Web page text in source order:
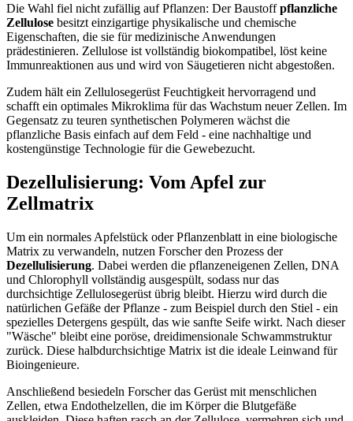
Die Wahl fiel nicht zufällig auf Pflanzen: Der Baustoffpflanzliche
Zellulose besitzt einzigartige physikalische und chemische
Eigenschaften, die sie für medizinische Anwendungen
prädestinieren. Zellulose ist vollständig biokompatibel, löst keine
Immunreaktionen aus und wird von Säugetieren nicht abgestoßen.
Zudem hält ein Zellulosegerüst Feuchtigkeit hervorragend und
schafft ein optimales Mikroklima für das Wachstum neuer Zellen. Im
Gegensatz zu teuren synthetischen Polymeren wächst die
pflanzliche Basis einfach auf dem Feld - eine nachhaltige und
kostengünstige Technologie für die Gewebezucht.
Dezellulisierung: Vom Apfel zur
Zellmatrix
Um ein normales Apfelstück oder Pflanzenblatt in eine biologische
Matrix zu verwandeln, nutzen Forscher den Prozess der
Dezellulisierung. Dabei werden die pflanzeneigenen Zellen, DNA
und Chlorophyll vollständig ausgespült, sodass nur das
durchsichtige Zellulosegerüst übrig bleibt. Hierzu wird durch die
natürlichen Gefäße der Pflanze - zum Beispiel durch den Stiel - ein
spezielles Detergens gespült, das wie sanfte Seife wirkt. Nach dieser
"Wäsche" bleibt eine poröse, dreidimensionale Schwammstruktur
zurück. Diese halbdurchsichtige Matrix ist die ideale Leinwand für
Bioingenieure.
Anschließend besiedeln Forscher das Gerüst mit menschlichen
Zellen, etwa Endothelzellen, die im Körper die Blutgefäße